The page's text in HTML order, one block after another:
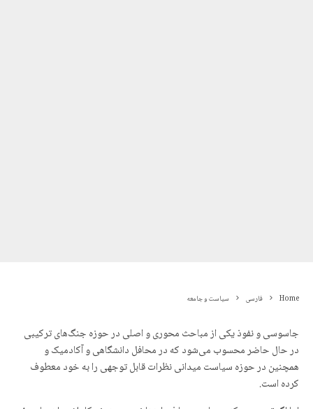
Home فارسی سیاست و جامعه
جاسوسی و نفوذ یکی از مباحث محوری و اصلی در حوزه جنگ‌های ترکیبی
در حال حاضر محسوب می‌شود که در محافل دانشگاهی و آکادمیک و
همچنین در حوزه سیاست میدانی نظرات قابل توجهی را به خود معطوف
کرده است.